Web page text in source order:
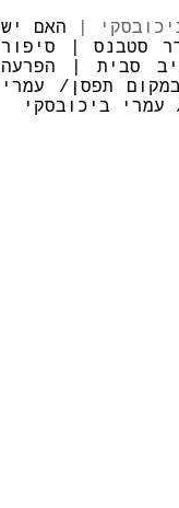
| האם יש
סטבנס | סיפור
מוניב סבית | הפרעה
תפסן/ עמרי
ביכובסקי